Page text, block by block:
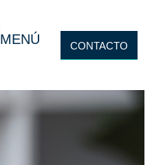
MENÚ CONTACTO